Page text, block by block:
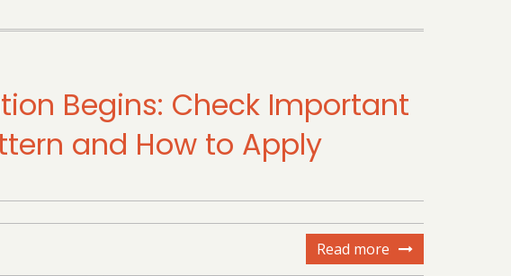
Begins: Check Important
and How to Apply
Read more about
NTET